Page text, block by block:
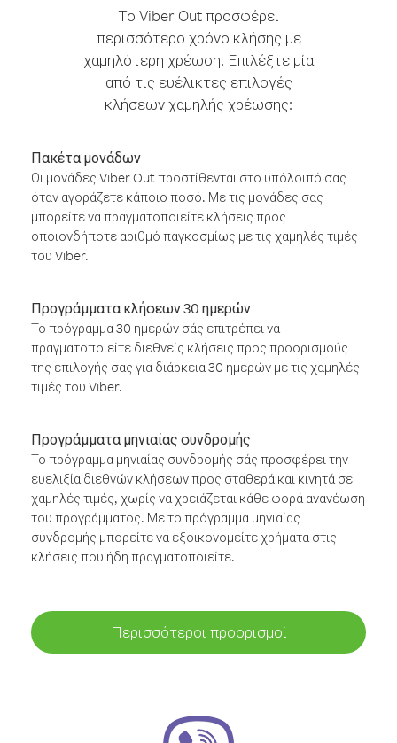
Το Viber Out προσφέρει
περισσότερο χρόνο κλήσης με
χαμηλότερη χρέωση. Επιλέξτε μία
από τις ευέλικτες επιλογές
κλήσεων χαμηλής χρέωσης:
Πακέτα μονάδων
Οι μονάδες Viber Out προστίθενται στο υπόλοιπό σας
όταν αγοράζετε κάποιο ποσό. Με τις μονάδες σας
μπορείτε να πραγματοποιείτε κλήσεις προς
οποιονδήποτε αριθμό παγκοσμίως με τις χαμηλές τιμές
του Viber.
Προγράμματα κλήσεων 30 ημερών
Το πρόγραμμα 30 ημερών σάς επιτρέπει να
πραγματοποιείτε διεθνείς κλήσεις προς προορισμούς
της επιλογής σας για διάρκεια 30 ημερών με τις χαμηλές
τιμές του Viber.
Προγράμματα μηνιαίας συνδρομής
Το πρόγραμμα μηνιαίας συνδρομής σάς προσφέρει την
ευελιξία διεθνών κλήσεων προς σταθερά και κινητά σε
χαμηλές τιμές, χωρίς να χρειάζεται κάθε φορά ανανέωση
του προγράμματος. Με το πρόγραμμα μηνιαίας
συνδρομής μπορείτε να εξοικονομείτε χρήματα στις
κλήσεις που ήδη πραγματοποιείτε.
Περισσότεροι προορισμοί